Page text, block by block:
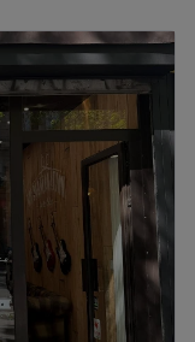
09:00–19:00
09:00–19:00
09:00–19:00
09:00–19:00
08:30 19:00
09:00 20:00
barbershop
au cœur de
conviviale,
plus que